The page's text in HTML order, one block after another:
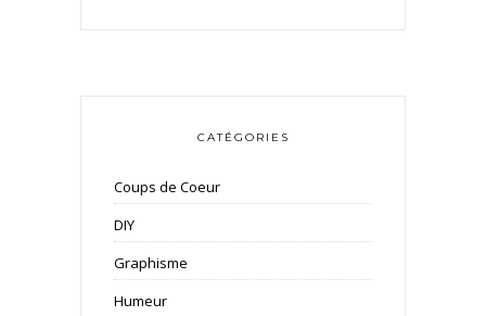
CATÉGORIES
Coups de Coeur
DIY
Graphisme
Humeur